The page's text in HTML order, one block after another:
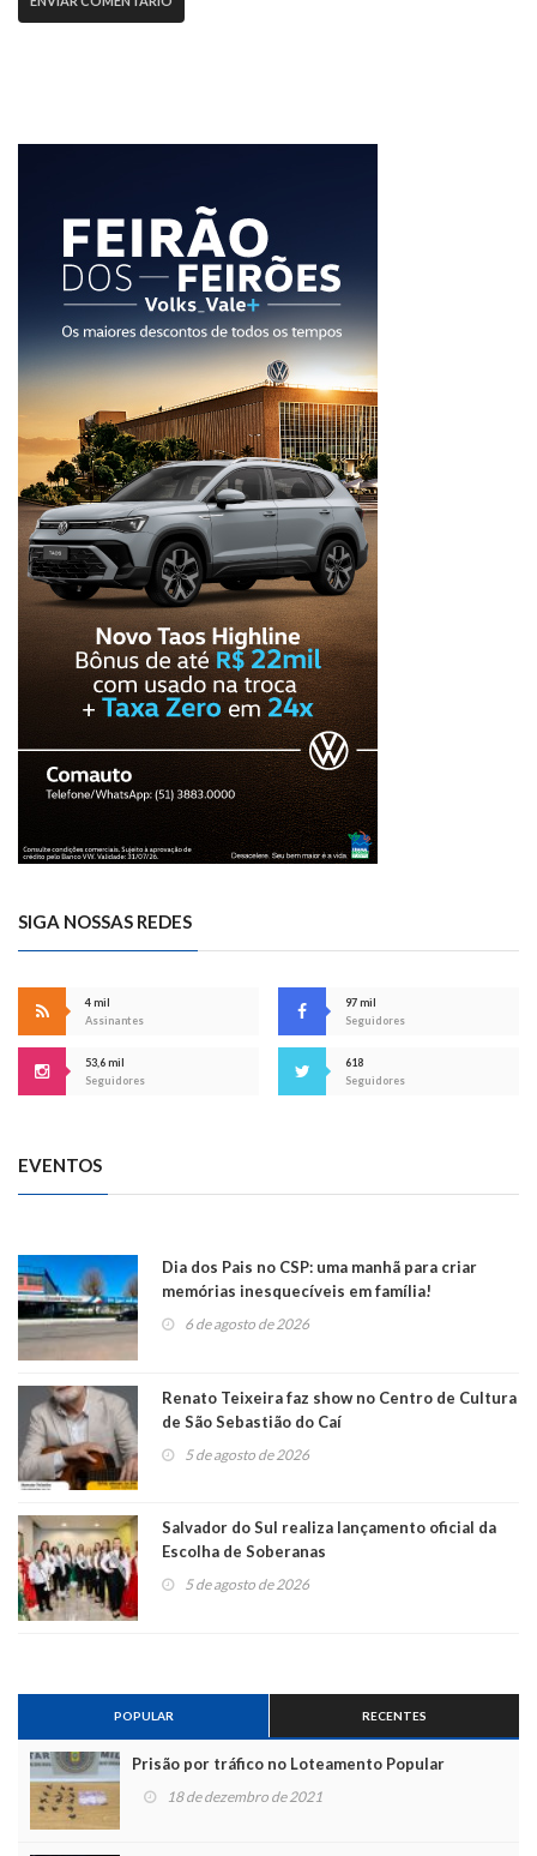
SIGA NOSSAS REDES
4 mil
Assinantes
97 mil
Seguidores
53,6 mil
Seguidores
618
Seguidores
EVENTOS
Dia dos Pais no CSP: uma manhã para criar
memórias inesquecíveis em família!
6 de agosto de 2026
Renato Teixeira faz show no Centro de Cultura
de São Sebastião do Caí
5 de agosto de 2026
Salvador do Sul realiza lançamento oficial da
Escolha de Soberanas
5 de agosto de 2026
POPULAR RECENTES
Prisão por tráfico no Loteamento Popular
18 de dezembro de 2021